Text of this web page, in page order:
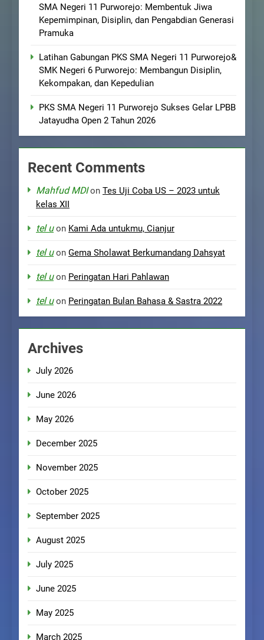
SMA Negeri 11 Purworejo: Membentuk Jiwa
Kepemimpinan, Disiplin, dan Pengabdian Generasi
Pramuka
Latihan Gabungan PKS SMA Negeri 11 Purworejo&
SMK Negeri 6 Purworejo: Membangun Disiplin,
Kekompakan, dan Kepedulian
PKS SMA Negeri 11 Purworejo Sukses Gelar LPBB
Jatayudha Open 2 Tahun 2026
Recent Comments
Mahfud MDIon Tes Uji Coba US – 2023 untuk
kelas XII
tel uon Kami Ada untukmu, Cianjur
tel uon Gema Sholawat Berkumandang Dahsyat
tel uon Peringatan Hari Pahlawan
tel uon Peringatan Bulan Bahasa & Sastra 2022
Archives
July 2026
June 2026
May 2026
December 2025
November 2025
October 2025
September 2025
August 2025
July 2025
June 2025
May 2025
March 2025